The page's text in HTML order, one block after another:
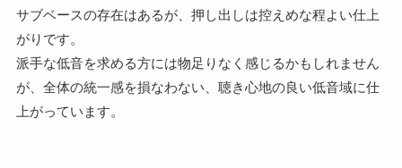
サブベースの存在はあるが、押し出しは控えめな程よい仕上
がりです。
派手な低音を求める方には物足りなく感じるかもしれません
が、全体の統一感を損なわない、聴き心地の良い低音域に仕
上がっています。